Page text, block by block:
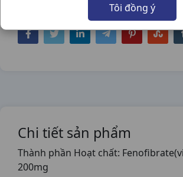
Tôi đồng ý
Chia sẻ qua mạng xã hội:
Chi tiết sản phẩm
Thành phần Hoạt chất:
200mg